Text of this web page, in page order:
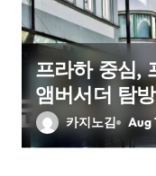
프라하 중심,
앰버서더 탐
카지노김 Aug